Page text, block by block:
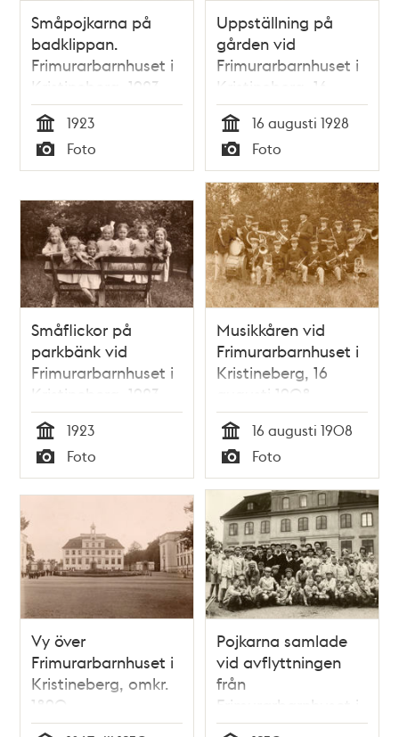
Småpojkarna på
badklippan.
Frimurarbarnhuset i
Kristineberg, 1923.
Tid
1923
Typ
Foto
Uppställning på
gården vid
Frimurarbarnhuset i
Kristineberg, 16
augusti 1928
Tid
16 augusti 1928
Typ
Foto
Småflickor på
parkbänk vid
Frimurarbarnhuset i
Kristineberg, 1923.
Tid
1923
Typ
Foto
Musikkåren vid
Frimurarbarnhuset i
Kristineberg, 16
augusti 1908.
Tid
16 augusti 1908
Typ
Foto
Vy över
Frimurarbarnhuset i
Kristineberg, omkr.
1890.
Pojkarna samlade
vid avflyttningen
från
Frimurarbarnhuset i
Kristineberg,